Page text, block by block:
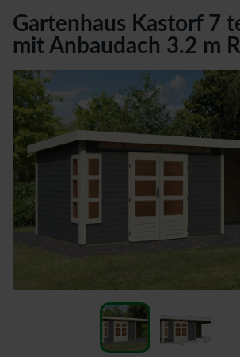
Gartenhaus Kastorf 7
mit Anbaudach 3.2 m